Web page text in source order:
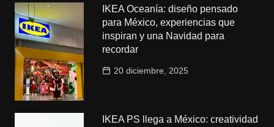
IKEA Oceanía: diseño pensado
para México, experiencias que
inspiran y una Navidad para
recordar
20 diciembre, 2025
IKEA PS llega a México: creatividad